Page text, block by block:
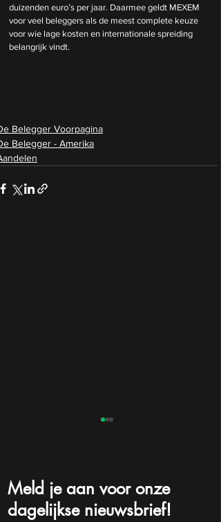
duizenden euro’s per jaar. Daarmee geldt MEXEM
voor veel beleggers als de meest complete keuze
voor wie lage kosten en internationale spreiding
belangrijk vindt.
Belegger Voorpagina
Belegger - Amerika
Meld je aan voor onze
dagelijkse nieuwsbrief!